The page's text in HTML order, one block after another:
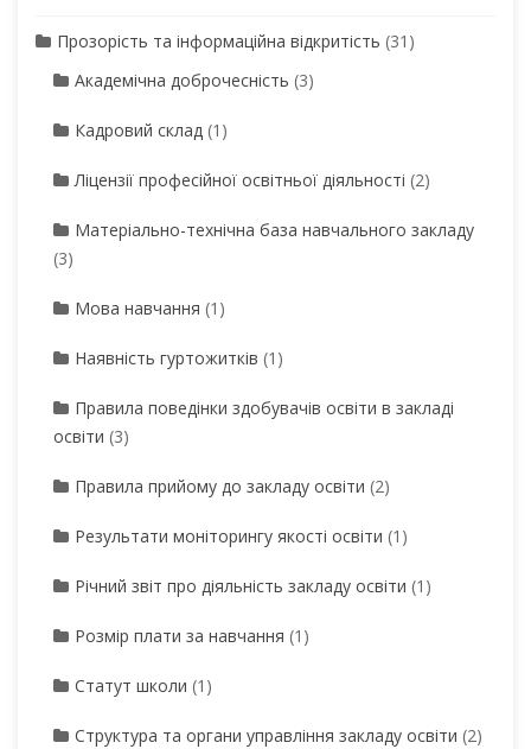
Прозорість та інформаційна відкритість (31)
Академічна доброчесність (3)
Кадровий склад (1)
Ліцензії професійної освітньої діяльності (2)
Матеріально-технічна база навчального закладу
(3)
Мова навчання (1)
Наявність гуртожитків (1)
Правила поведінки здобувачів освіти в закладі
освіти (3)
Правила прийому до закладу освіти (2)
Результати моніторингу якості освіти (1)
Річний звіт про діяльність закладу освіти (1)
Розмір плати за навчання (1)
Статут школи (1)
Структура та органи управління закладу освіти (2)